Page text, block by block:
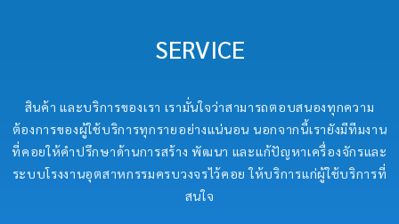
SERVICE
สินค้า และบริการของเรา เรามั่นใจว่าสามารถตอบสนองทุกความ
ต้องการของผู้ใช้บริการทุกรายอย่างแน่นอน นอกจากนี้เรายังมีทีมงาน
ที่คอยให้คำปรึกษาด้านการสร้าง พัฒนา และแก้ปัญหาเครื่องจักรและ
ระบบโรงงานอุตสาหกรรมครบวงจรไว้คอย ให้บริการแก่ผู้ใช้บริการที่
สนใจ